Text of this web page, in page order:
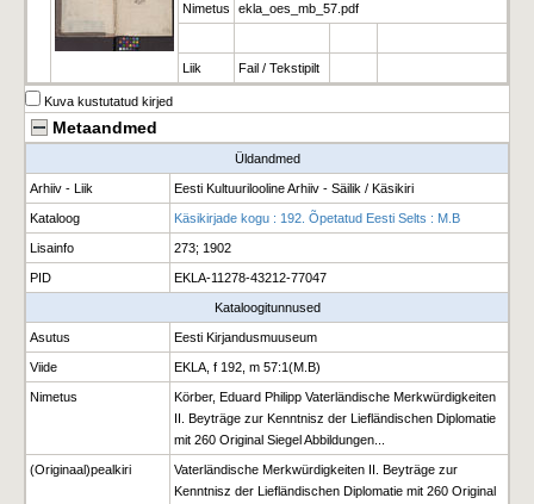
Nimetus ekla_oes_mb_57.pdf
Liik Fail / Tekstipilt
Kuva kustutatud kirjed
Metaandmed
Üldandmed
Arhiiv - Liik Eesti Kultuurilooline Arhiiv - Säilik / Käsikiri
Kataloog Käsikirjade kogu : 192. Õpetatud Eesti Selts : M.B
Lisainfo 273; 1902
PID EKLA-11278-43212-77047
Kataloogitunnused
Asutus Eesti Kirjandusmuuseum
Viide EKLA, f 192, m 57:1(M.B)
Nimetus
Körber, Eduard Philipp Vaterländische Merkwürdigkeiten
II. Beyträge zur Kenntnisz der Liefländischen Diplomatie
mit 260 Original Siegel Abbildungen...
(Originaal)pealkiri
Vaterländische Merkwürdigkeiten II. Beyträge zur
Kenntnisz der Liefländischen Diplomatie mit 260 Original